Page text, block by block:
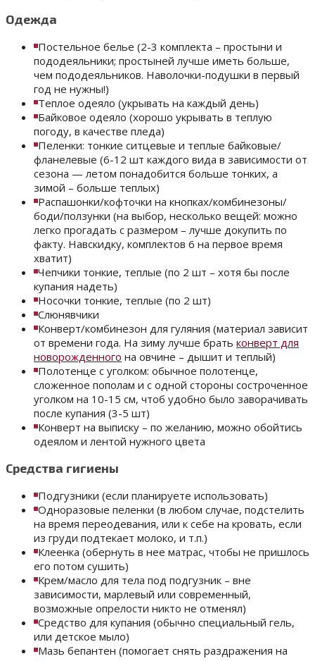
Одежда
Постельное белье (2-3 комплекта – простыни и
пододеяльники; простыней лучше иметь больше,
чем пододеяльников. Наволочки-подушки в первый
год не нужны!)
Теплое одеяло (укрывать на каждый день)
Байковое одеяло (хорошо укрывать в теплую
погоду, в качестве пледа)
Пеленки: тонкие ситцевые и теплые байковые/
фланелевые (6-12 шт каждого вида в зависимости от
сезона — летом понадобится больше тонких, а
зимой – больше теплых)
Распашонки/кофточки на кнопках/комбинезоны/
боди/ползунки (на выбор, несколько вещей: можно
легко прогадать с размером – лучше докупить по
факту. Навскидку, комплектов 6 на первое время
хватит)
Чепчики тонкие, теплые (по 2 шт – хотя бы после
купания надеть)
Носочки тонкие, теплые (по 2 шт)
Слюнявчики
Конверт/комбинезон для гуляния (материал зависит
от времени года. На зиму лучше брать конверт для
новорожденного на овчине – дышит и теплый)
Полотенце с уголком: обычное полотенце,
сложенное пополам и с одной стороны состроченное
уголком на 10-15 см, чтоб удобно было заворачивать
после купания (3-5 шт)
Конверт на выписку – по желанию, можно обойтись
одеялом и лентой нужного цвета
Средства гигиены
Подгузники (если планируете использовать)
Одноразовые пеленки (в любом случае, подстелить
на время переодевания, или к себе на кровать, если
из груди подтекает молоко, и т.п.)
Клеенка (обернуть в нее матрас, чтобы не пришлось
его потом сушить)
Крем/масло для тела под подгузник – вне
зависимости, марлевый или современный,
возможные опрелости никто не отменял)
Средство для купания (обычно специальный гель,
или детское мыло)
Мазь бепантен (помогает снять раздражения на